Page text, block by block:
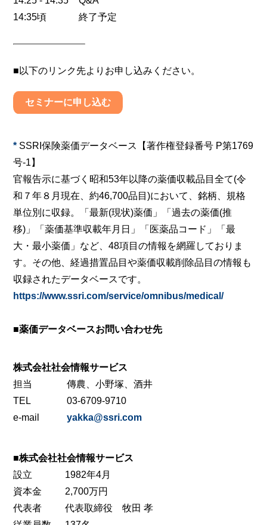
14:35頃
終了予定
■以下のリンク先よりお申し込みください。
セミナーに申し込む
* SSRI保険薬価データベース【著作権登録番号 P第1769
号-1】
官報告示に基づく昭和53年以降の薬価収載品目全て(令
和７年８月現在、約46,700品目)において、銘柄、規格
単位別に収録。「最新(現状)薬価」「過去の薬価(推
移)」「薬価基準収載年月日」「医薬品コード」「最
大・最小薬価」など、48項目の情報を網羅しておりま
す。その他、経過措置品目や薬価収載削除品目の情報も
収録されたデータベースです。
https://www.ssri.com/service/omnibus/medical/
■薬価データベースお問い合わせ先
株式会社社会情報サービス
担当
傳農、小野塚、酒井
TEL
03-6709-9710
e-mail
yakka@ssri.com
■株式会社社会情報サービス
設立
1982年4月
資本金
2,700万円
代表者
代表取締役 牧田 孝